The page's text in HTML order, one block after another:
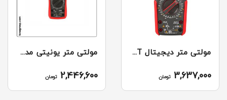
مولتی متر دیجیتال UT89XD UNI-T
3,637,000 تومان
مولتی متر یونیتی مدل UNI-T UT890D plus
2,446,600 تومان